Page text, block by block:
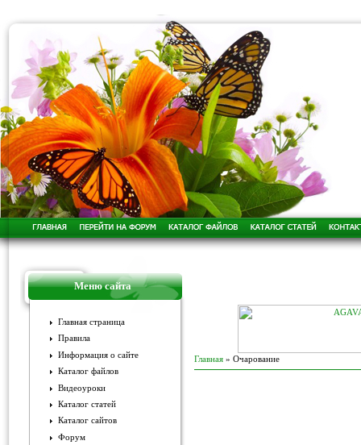
Меню сайта
Главная страница
Правила
Информация о сайте
Каталог файлов
Видеоуроки
Каталог статей
Каталог сайтов
Форум
Главная » Очарование